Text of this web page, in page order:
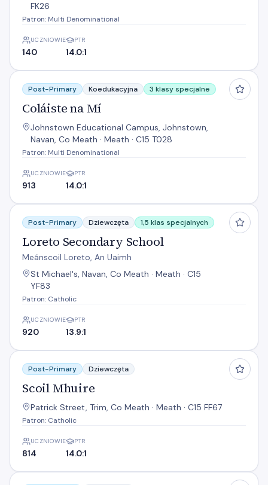
FK26
Patron: Multi Denominational
UCZNIOWIE
140
PTR
14.0:1
Coláiste na Mí
Post-Primary Koedukacyjna 3 klasy specjalne
Coláiste na Mí
Johnstown Educational Campus, Johnstown,
Navan, Co Meath · Meath · C15 T028
Patron: Multi Denominational
UCZNIOWIE
913
PTR
14.0:1
Loreto Secondary School
Post-Primary Dziewczęta 1,5 klas specjalnych
Loreto Secondary School
Meánscoil Loreto, An Uaimh
St Michael's, Navan, Co Meath · Meath · C15
YF83
Patron: Catholic
UCZNIOWIE
920
PTR
13.9:1
Scoil Mhuire
Post-Primary Dziewczęta
Scoil Mhuire
Patrick Street, Trim, Co Meath · Meath · C15 FF67
Patron: Catholic
UCZNIOWIE
814
PTR
14.0:1
St Joseph’s Mercy Secondary School